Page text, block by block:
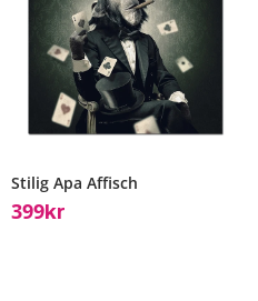
Stilig Apa Affisch
399Kr